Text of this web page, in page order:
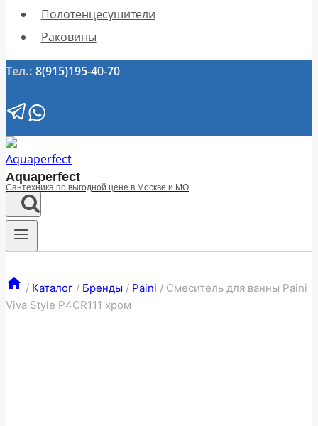
Полотенцесушители
Раковины
Тел.: 8(915)195-40-70
Aquaperfect
Сантехника по выгодной цене в Москве и МО
/ Каталог / Бренды / Paini / Смеситель для ванны Paini
Viva Style P4CR111 хром